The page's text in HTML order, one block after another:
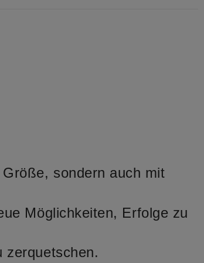
sondern auch mit
Möglichkeiten, Erfolge zu
zerquetschen.